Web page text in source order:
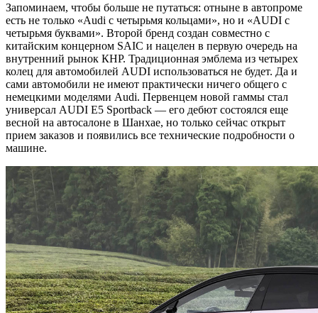
Запоминаем, чтобы больше не путаться: отныне в автопроме
есть не только «Audi с четырьмя кольцами», но и «AUDI с
четырьмя буквами». Второй бренд создан совместно с
китайским концерном SAIC и нацелен в первую очередь на
внутренний рынок КНР. Традиционная эмблема из четырех
колец для автомобилей AUDI использоваться не будет. Да и
сами автомобили не имеют практически ничего общего с
немецкими моделями Audi. Первенцем новой гаммы стал
универсал AUDI E5 Sportback — его дебют состоялся еще
весной на автосалоне в Шанхае, но только сейчас открыт
прием заказов и появились все технические подробности о
машине.